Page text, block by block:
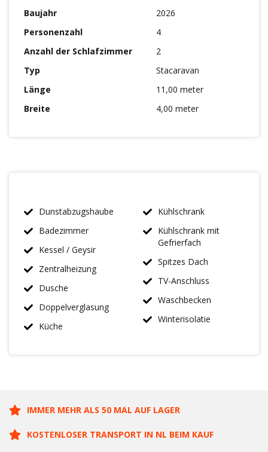
Baujahr
2026
Personenzahl
4
Anzahl der Schlafzimmer
2
Typ
Stacaravan
Länge
11,00 meter
Breite
4,00 meter
Dunstabzugshaube
Badezimmer
Kessel / Geysir
Zentralheizung
Dusche
Doppelverglasung
Küche
Kühlschrank
Kühlschrank mit
Gefrierfach
Spitzes Dach
TV-Anschluss
Waschbecken
Winterisolatie
IMMER MEHR ALS 50 MAL AUF LAGER
KOSTENLOSER TRANSPORT IN NL BEIM KAUF